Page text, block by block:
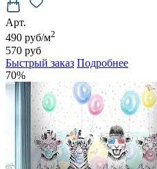
Арт.
490 руб/м2
570 руб
Быстрый заказ Подробнее
70%